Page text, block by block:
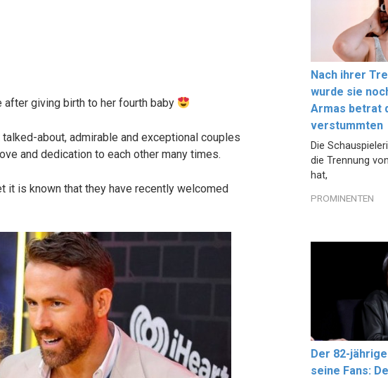
giving birth to her fourth baby
about, admirable and exceptional couples
and dedication to each other many times.
it is known that they have recently welcomed
Nach ihrer
wurde sie
Armas betrat
verstummten
Die
die Trennung
hat,
PROMINENTEN
Der 82-
seine Fans: